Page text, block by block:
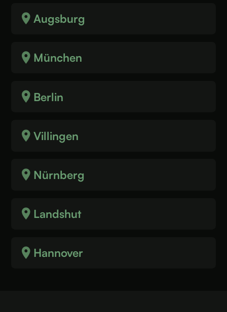
Augsburg
München
Berlin
Villingen
Nürnberg
Landshut
Hannover